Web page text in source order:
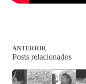
ANTERIOR
Posts relacionados